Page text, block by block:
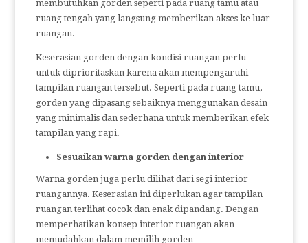
membutuhkan gorden seperti pada ruang tamu atau
ruang tengah yang langsung memberikan akses ke luar
ruangan.
Keserasian gorden dengan kondisi ruangan perlu
untuk diprioritaskan karena akan mempengaruhi
tampilan ruangan tersebut. Seperti pada ruang tamu,
gorden yang dipasang sebaiknya menggunakan desain
yang minimalis dan sederhana untuk memberikan efek
tampilan yang rapi.
Sesuaikan warna gorden dengan interior
Warna gorden juga perlu dilihat dari segi interior
ruangannya. Keserasian ini diperlukan agar tampilan
ruangan terlihat cocok dan enak dipandang. Dengan
memperhatikan konsep interior ruangan akan
memudahkan dalam memilih gorden